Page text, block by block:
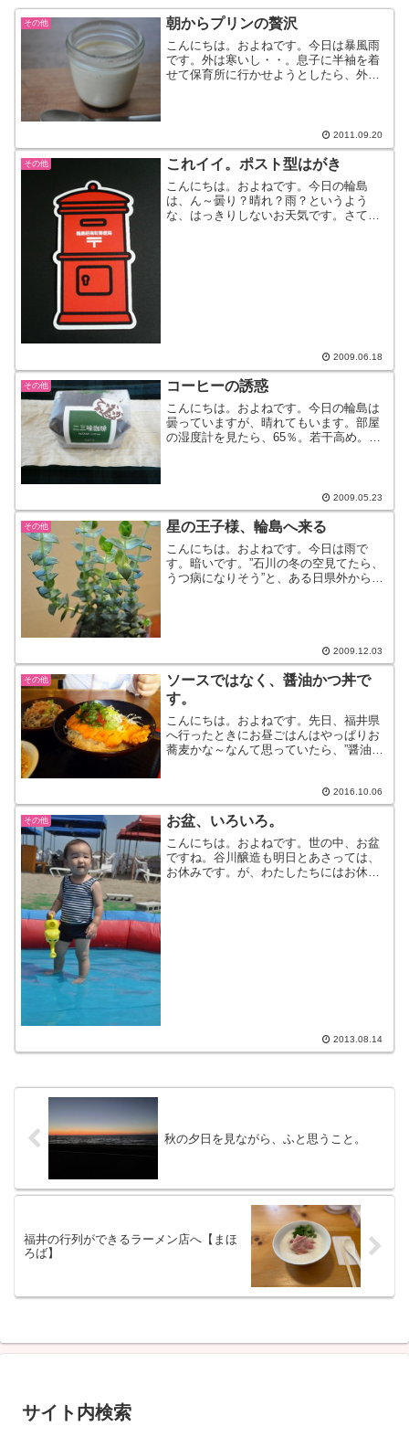
その他 朝からプリンの贅沢
こんにちは。およねです。今日は暴風雨
です。外は寒いし・・。息子に半袖を着
せて保育所に行かせようとしたら、外へ
ぶりにおたかパティシエ登場... 2011.09.20
その他 これイイ。ポスト型はがき
こんにちは。およねです。今日の輪島
は、ん～曇り？晴れ？雨？というよう
な、はっきりしないお天気です。さて、
2009.06.18
その他 コーヒーの誘惑
こんにちは。およねです。今日の輪島は
曇っていますが、晴れてもいます。部屋
の湿度計を見たら、65％。若干高め。で
2009.05.23
その他 星の王子様、輪島へ来る
こんにちは。およねです。今日は雨で
す。暗いです。”石川の冬の空見てたら、
うつ病になりそう”と、ある日県外から嫁
2009.12.03
その他
ソースではなく、醤油かつ丼で
す。
こんにちは。およねです。先日、福井県
へ行ったときにお昼ごはんはやっぱりお
蕎麦かな～なんて思っていたら、”醤油か
名なのですが、これは”醤油”甘めでサラッ
としたお醤油...
2016.10.06
その他 お盆、いろいろ。
こんにちは。およねです。世の中、お盆
ですね。谷川醸造も明日とあさっては、
お休みです。が、わたしたちにはお休み
2013.08.14
秋の夕日を見ながら、ふと思うこと。
福井の行列ができるラーメン店へ【まほ
ろば】
サイト内検索